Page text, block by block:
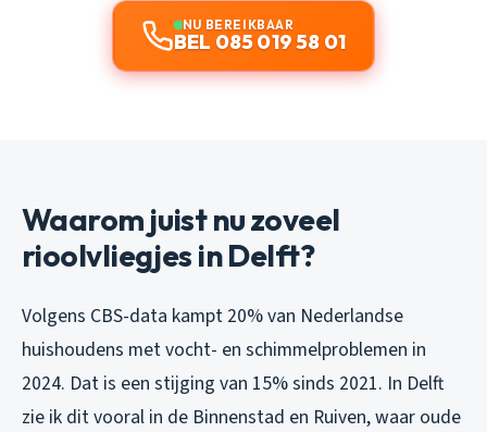
NU BEREIKBAAR
BEL 085 019 58 01
Waarom juist nu zoveel
rioolvliegjes in Delft?
Volgens CBS-data kampt 20% van Nederlandse
huishoudens met vocht- en schimmelproblemen in
2024. Dat is een stijging van 15% sinds 2021. In Delft
zie ik dit vooral in de Binnenstad en Ruiven, waar oude